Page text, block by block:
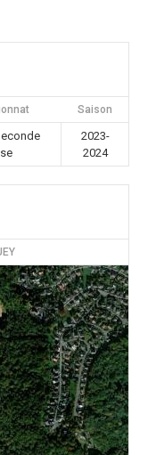
Saison
2023-
2024